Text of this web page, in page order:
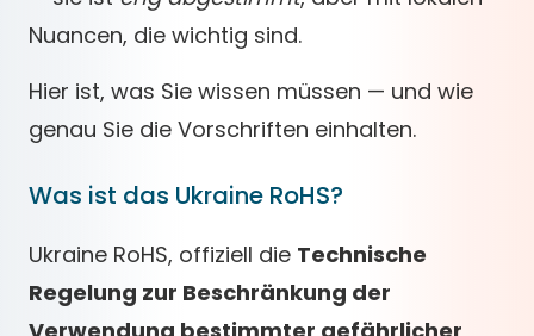
Nuancen, die wichtig sind.
Hier ist, was Sie wissen müssen — und wie
genau Sie die Vorschriften einhalten.
Was ist das Ukraine RoHS?
Ukraine RoHS, offiziell die Technische
Regelung zur Beschränkung der